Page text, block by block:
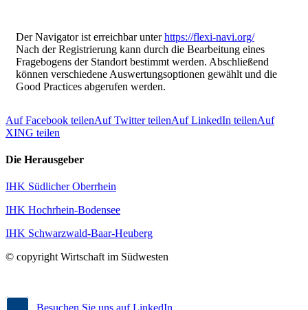
Der Navigator ist erreichbar unterhttps://flexi-navi.org/
Nach der Registrierung kann durch die Bearbeitung eines
Fragebogens der Standort bestimmt werden. Abschließend
können verschiedene Auswertungsoptionen gewählt und die
Good Practices abgerufen werden.
Auf Facebook teilenAuf Twitter teilenAuf LinkedIn teilenAuf
XING teilen
Die Herausgeber
IHK Südlicher Oberrhein
IHK Hochrhein-Bodensee
IHK Schwarzwald-Baar-Heuberg
© copyright Wirtschaft im Südwesten